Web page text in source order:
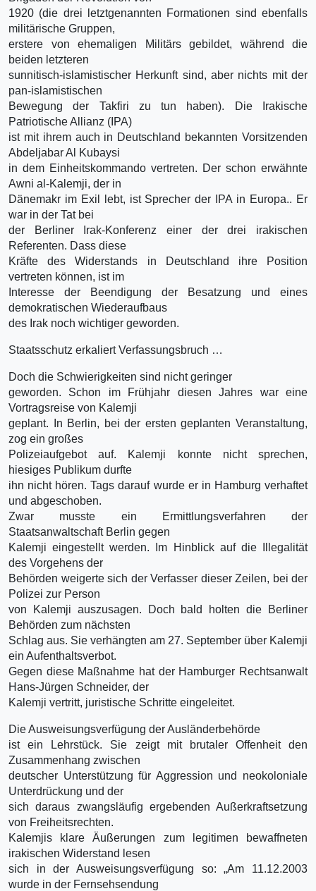
1920 (die drei letztgenannten Formationen sind ebenfalls
militärische Gruppen,
erstere von ehemaligen Militärs gebildet, während die
beiden letzteren
sunnitisch-islamistischer Herkunft sind, aber nichts mit der
pan-islamistischen
Bewegung der Takfiri zu tun haben). Die Irakische
Patriotische Allianz (IPA)
ist mit ihrem auch in Deutschland bekannten Vorsitzenden
Abdeljabar Al Kubaysi
in dem Einheitskommando vertreten. Der schon erwähnte
Awni al-Kalemji, der in
Dänemakr im Exil lebt, ist Sprecher der IPA in Europa.. Er
war in der Tat bei
der Berliner Irak-Konferenz einer der drei irakischen
Referenten. Dass diese
Kräfte des Widerstands in Deutschland ihre Position
vertreten können, ist im
Interesse der Beendigung der Besatzung und eines
demokratischen Wiederaufbaus
des Irak noch wichtiger geworden.
Staatsschutz erkaliert Verfassungsbruch …
Doch die Schwierigkeiten sind nicht geringer
geworden. Schon im Frühjahr diesen Jahres war eine
Vortragsreise von Kalemji
geplant. In Berlin, bei der ersten geplanten Veranstaltung,
zog ein großes
Polizeiaufgebot auf. Kalemji konnte nicht sprechen,
hiesiges Publikum durfte
ihn nicht hören. Tags darauf wurde er in Hamburg verhaftet
und abgeschoben.
Zwar musste ein Ermittlungsverfahren der
Staatsanwaltschaft Berlin gegen
Kalemji eingestellt werden. Im Hinblick auf die Illegalität
des Vorgehens der
Behörden weigerte sich der Verfasser dieser Zeilen, bei der
Polizei zur Person
von Kalemji auszusagen. Doch bald holten die Berliner
Behörden zum nächsten
Schlag aus. Sie verhängten am 27. September über Kalemji
ein Aufenthaltsverbot.
Gegen diese Maßnahme hat der Hamburger Rechtsanwalt
Hans-Jürgen Schneider, der
Kalemji vertritt, juristische Schritte eingeleitet.
Die Ausweisungsverfügung der Ausländerbehörde
ist ein Lehrstück. Sie zeigt mit brutaler Offenheit den
Zusammenhang zwischen
deutscher Unterstützung für Aggression und neokoloniale
Unterdrückung und der
sich daraus zwangsläufig ergebenden Außerkraftsetzung
von Freiheitsrechten.
Kalemjis klare Äußerungen zum legitimen bewaffneten
irakischen Widerstand lesen
sich in der Ausweisungsverfügung so: „Am 11.12.2003
wurde in der Fernsehsendung